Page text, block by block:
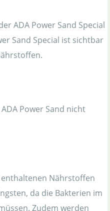
ADA Power Sand Special
Sand Special ist sichtbar
Power Sand nicht
enthaltenen Nährstoffen
da die Bakterien im
Zudem werden